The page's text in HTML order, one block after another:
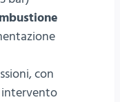
con
intervento